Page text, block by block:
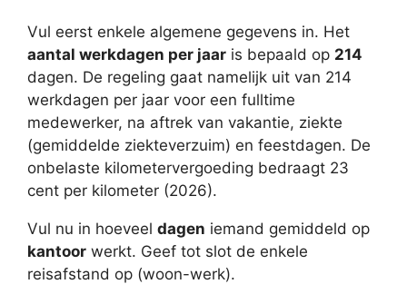
Vul eerst enkele algemene gegevens in. Het
aantal werkdagen per jaar is bepaald op 214
dagen. De regeling gaat namelijk uit van 214
werkdagen per jaar voor een fulltime
medewerker, na aftrek van vakantie, ziekte
(gemiddelde ziekteverzuim) en feestdagen. De
onbelaste kilometervergoeding bedraagt 23
cent per kilometer (2026).
Vul nu in hoeveel dagen iemand gemiddeld op
kantoor werkt. Geef tot slot de enkele
reisafstand op (woon-werk).